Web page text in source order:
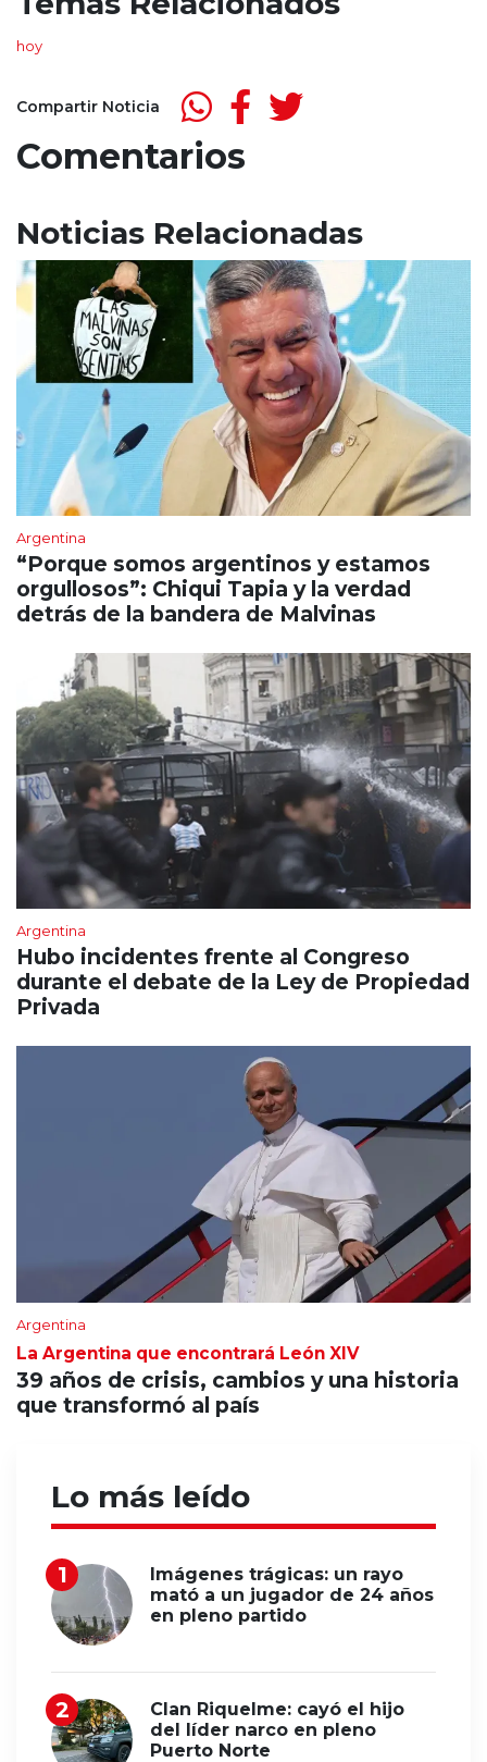
hoy
Compartir Noticia
Comentarios
Noticias Relacionadas
Argentina
“Porque somos argentinos y estamos
orgullosos”: Chiqui Tapia y la verdad
detrás de la bandera de Malvinas
Argentina
Hubo incidentes frente al Congreso
durante el debate de la Ley de Propiedad
Privada
Argentina
La Argentina que encontrará León XIV
39 años de crisis, cambios y una historia
que transformó al país
Lo más leído
Imágenes trágicas: un rayo
mató a un jugador de 24 años
en pleno partido
Clan Riquelme: cayó el hijo
del líder narco en pleno
Puerto Norte